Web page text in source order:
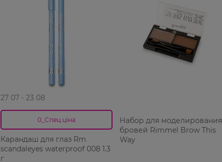
27 07 - 23 08
0_Спец.ціна
Карандаш для глаз Rm
scandaleyes waterproof 008 1.3
г
Набор для моделирования
бровей Rimmel Brow This
Way